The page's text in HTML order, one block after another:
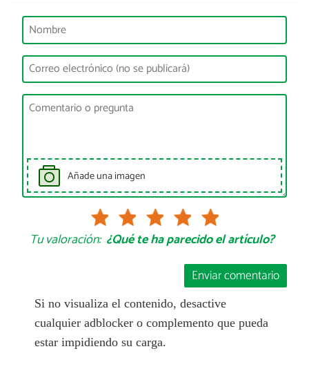
Añade una imagen
Tu valoración: ¿Qué te ha parecido el artículo?
Enviar comentario
Si no visualiza el contenido, desactive
cualquier adblocker o complemento que pueda
estar impidiendo su carga.